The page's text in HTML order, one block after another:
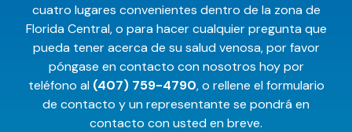
cuatro lugares convenientes dentro de la zona de
Florida Central, o para hacer cualquier pregunta que
pueda tener acerca de su salud venosa, por favor
póngase en contacto con nosotros hoy por
teléfono al (407) 759-4790, o rellene el formulario
de contacto y un representante se pondrá en
contacto con usted en breve.